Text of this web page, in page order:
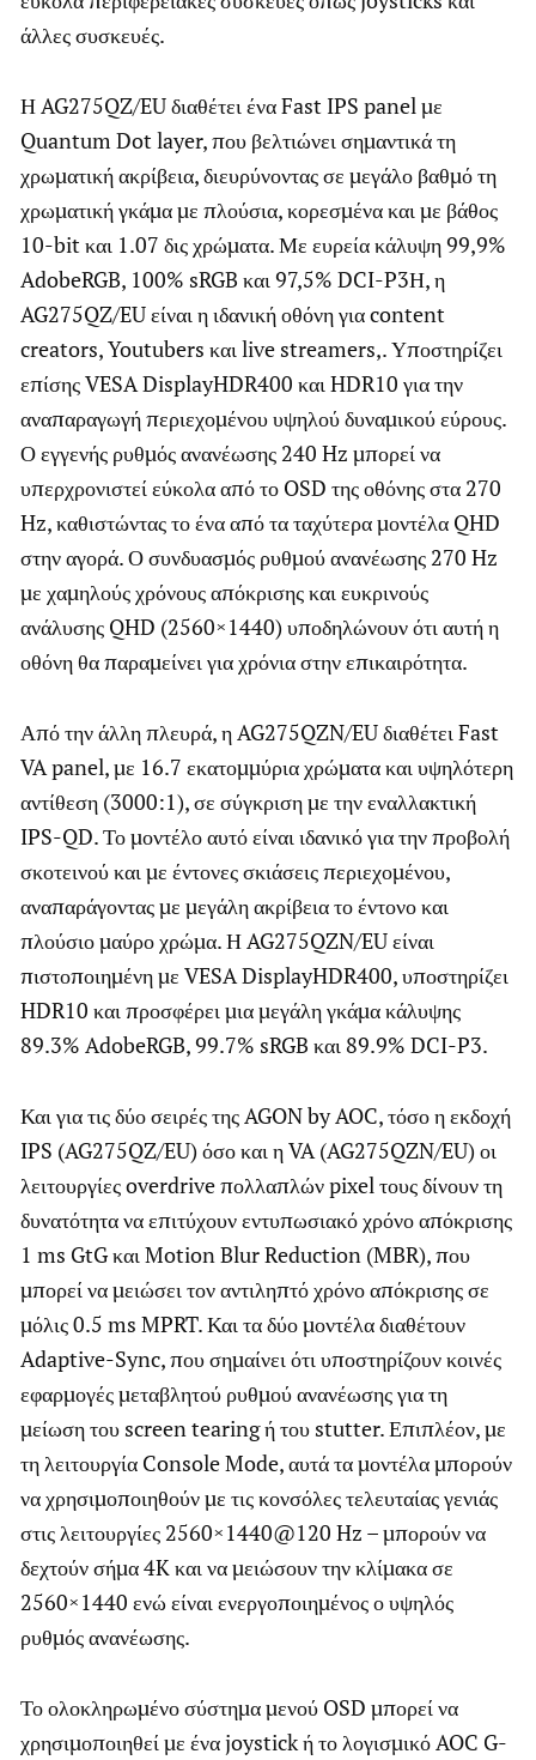
άλλες συσκευές.
Η AG275QZ/EU διαθέτει ένα Fast IPS panel με
Quantum Dot layer, που βελτιώνει σημαντικά τη
χρωματική ακρίβεια, διευρύνοντας σε μεγάλο βαθμό τη
χρωματική γκάμα με πλούσια, κορεσμένα και με βάθος
10-bit και 1.07 δις χρώματα. Με ευρεία κάλυψη 99,9%
AdobeRGB, 100% sRGB και 97,5% DCI-P3Η, η
AG275QZ/EU είναι η ιδανική οθόνη για content
creators, Youtubers και live streamers,. Υποστηρίζει
επίσης VESA DisplayHDR400 και HDR10 για την
αναπαραγωγή περιεχομένου υψηλού δυναμικού εύρους.
Ο εγγενής ρυθμός ανανέωσης 240 Hz μπορεί να
υπερχρονιστεί εύκολα από το OSD της οθόνης στα 270
Hz, καθιστώντας το ένα από τα ταχύτερα μοντέλα QHD
στην αγορά. Ο συνδυασμός ρυθμού ανανέωσης 270 Hz
με χαμηλούς χρόνους απόκρισης και ευκρινούς
ανάλυσης QHD (2560×1440) υποδηλώνουν ότι αυτή η
οθόνη θα παραμείνει για χρόνια στην επικαιρότητα.
Από την άλλη πλευρά, η AG275QZN/EU διαθέτει Fast
VA panel, με 16.7 εκατομμύρια χρώματα και υψηλότερη
αντίθεση (3000:1), σε σύγκριση με την εναλλακτική
IPS-QD. Το μοντέλο αυτό είναι ιδανικό για την προβολή
σκοτεινού και με έντονες σκιάσεις περιεχομένου,
αναπαράγοντας με μεγάλη ακρίβεια το έντονο και
πλούσιο μαύρο χρώμα. Η AG275QZN/EU είναι
πιστοποιημένη με VESA DisplayHDR400, υποστηρίζει
HDR10 και προσφέρει μια μεγάλη γκάμα κάλυψης
89.3% AdobeRGB, 99.7% sRGB και 89.9% DCI-P3.
Και για τις δύο σειρές της AGON by AOC, τόσο η εκδοχή
IPS (AG275QZ/EU) όσο και η VA (AG275QZN/EU) οι
λειτουργίες overdrive πολλαπλών pixel τους δίνουν τη
δυνατότητα να επιτύχουν εντυπωσιακό χρόνο απόκρισης
1 ms GtG και Motion Blur Reduction (MBR), που
μπορεί να μειώσει τον αντιληπτό χρόνο απόκρισης σε
μόλις 0.5 ms MPRT. Και τα δύο μοντέλα διαθέτουν
Adaptive-Sync, που σημαίνει ότι υποστηρίζουν κοινές
εφαρμογές μεταβλητού ρυθμού ανανέωσης για τη
μείωση του screen tearing ή του stutter. Επιπλέον, με
τη λειτουργία Console Mode, αυτά τα μοντέλα μπορούν
να χρησιμοποιηθούν με τις κονσόλες τελευταίας γενιάς
στις λειτουργίες 2560×1440@120 Hz – μπορούν να
δεχτούν σήμα 4K και να μειώσουν την κλίμακα σε
2560×1440 ενώ είναι ενεργοποιημένος ο υψηλός
ρυθμός ανανέωσης.
Το ολοκληρωμένο σύστημα μενού OSD μπορεί να
χρησιμοποιηθεί με ένα joystick ή το λογισμικό AOC G-